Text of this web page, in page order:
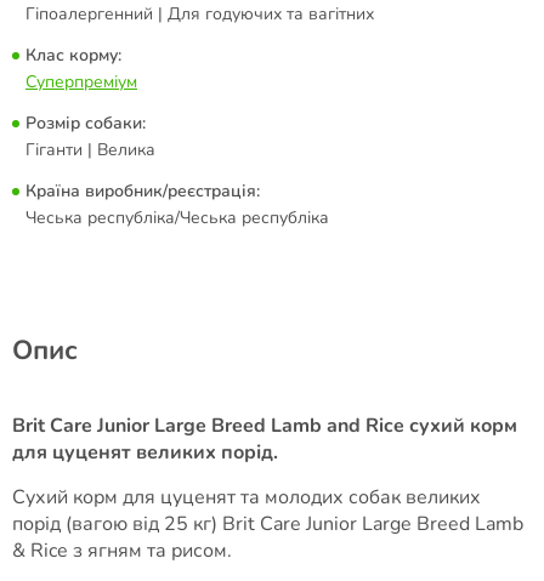
Гіпоалергенний | Для годуючих та вагітних
Клас корму:
Суперпреміум
Розмір собаки:
Гіганти | Велика
Країна виробник/реєстрація:
Чеська республіка/Чеська республіка
Опис
Brit Care Junior Large Breed Lamb and Rice сухий корм
для цуценят великих порід.
Сухий корм для цуценят та молодих собак великих
порід (вагою від 25 кг) Brit Care Junior Large Breed Lamb
& Rice з ягням та рисом.